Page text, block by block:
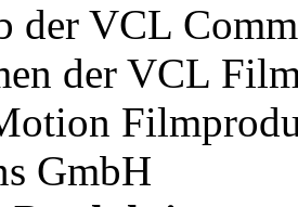
der VCL
der VCL
GmbH